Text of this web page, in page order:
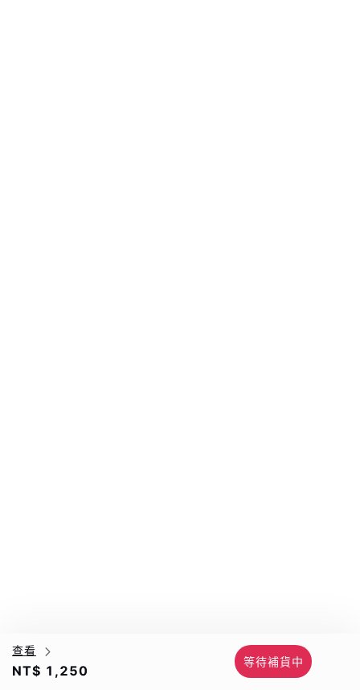
查看
NT$ 1,250
等待補貨中